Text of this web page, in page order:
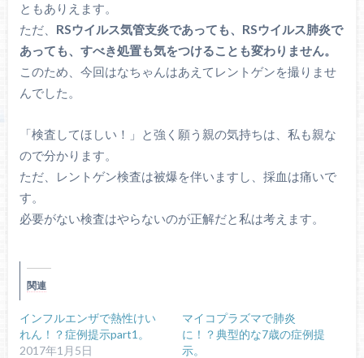
ともありえます。
ただ、 RSウイルス気管支炎であっても、RSウイルス肺炎で
あっても、すべき処置も気をつけることも変わりません。
このため、今回はなちゃんはあえてレントゲンを撮りませ
んでした。
「検査してほしい！」と強く願う親の気持ちは、私も親な
ので分かります。
ただ、レントゲン検査は被爆を伴いますし、採血は痛いで
す。
必要がない検査はやらないのが正解だと私は考えます。
関連
インフルエンザで熱性けい
れん！？症例提示part1。
2017年1月5日
マイコプラズマで肺炎
に！？典型的な7歳の症例提
示。